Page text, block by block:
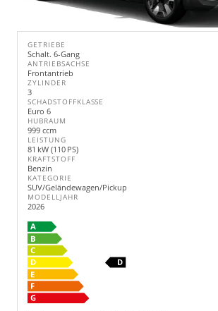
GETRIEBE
Schalt. 6-Gang
ANTRIEBSACHSE
Frontantrieb
ZYLINDER
3
SCHADSTOFFKLASSE
Euro 6
HUBRAUM
999 ccm
LEISTUNG
81 kW (110 PS)
KRAFTSTOFF
Benzin
KATEGORIE
SUV/Geländewagen/Pickup
MODELLJAHR
2026